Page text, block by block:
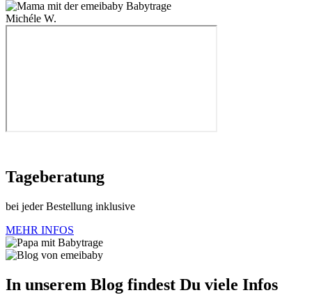
Michéle W.
Tageberatung
bei jeder Bestellung inklusive
MEHR INFOS
In unserem Blog findest Du viele Infos